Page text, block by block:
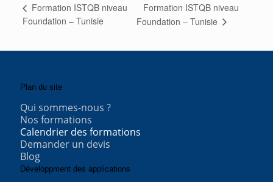
Formation ISTQB niveau
Foundation – Tunisie
Formation ISTQB niveau
Foundation – Tunisie
Plan du site
Qui sommes-nous ?
Nos formations
Calendrier des formations
Demander un devis
Blog
Développment des applications